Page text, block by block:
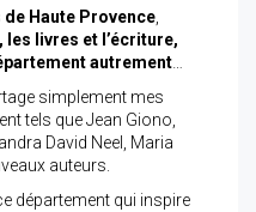
de Haute Provence
les livres et l’écriture,
autrement
simplement mes
tels que Jean Giono,
David Neel, Maria
auteurs.
département qui inspire